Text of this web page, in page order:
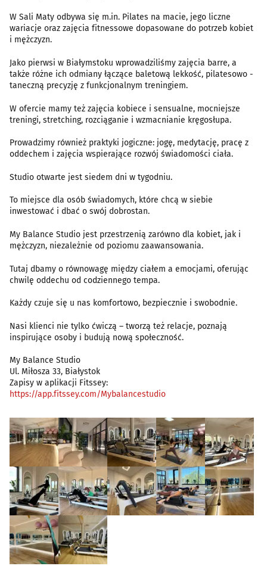
W Sali Maty odbywa się m.in. Pilates na macie, jego liczne
wariacje oraz zajęcia fitnessowe dopasowane do potrzeb kobiet
i mężczyzn.
Jako pierwsi w Białymstoku wprowadziliśmy zajęcia barre, a
także różne ich odmiany łączące baletową lekkość, pilatesowo -
taneczną precyzję z funkcjonalnym treningiem.
W ofercie mamy też zajęcia kobiece i sensualne, mocniejsze
treningi, stretching, rozciąganie i wzmacnianie kręgosłupa.
Prowadzimy również praktyki jogiczne: jogę, medytację, pracę z
oddechem i zajęcia wspierające rozwój świadomości ciała.
Studio otwarte jest siedem dni w tygodniu.
To miejsce dla osób świadomych, które chcą w siebie
inwestować i dbać o swój dobrostan.
My Balance Studio jest przestrzenią zarówno dla kobiet, jak i
mężczyzn, niezależnie od poziomu zaawansowania.
Tutaj dbamy o równowagę między ciałem a emocjami, oferując
chwilę oddechu od codziennego tempa.
Każdy czuje się u nas komfortowo, bezpiecznie i swobodnie.
Nasi klienci nie tylko ćwiczą – tworzą też relacje, poznają
inspirujące osoby i budują nową społeczność.
My Balance Studio
Ul. Miłosza 33, Białystok
Zapisy w aplikacji Fitssey:
https://app.fitssey.com/Mybalancestudio